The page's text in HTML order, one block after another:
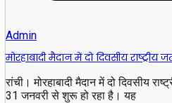
Admin
मोरहाबादी मैदान में दो दिवसीय राष्ट्रीय
रांची। मोरहाबादी मैदान में दो दिवसीय
31 जनवरी से शुरू हो रहा है। यह